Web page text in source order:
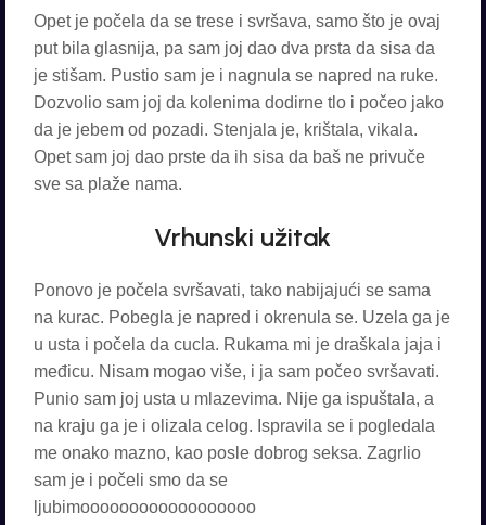
Opet je počela da se trese i svršava, samo što je ovaj
put bila glasnija, pa sam joj dao dva prsta da sisa da
je stišam. Pustio sam je i nagnula se napred na ruke.
Dozvolio sam joj da kolenima dodirne tlo i počeo jako
da je jebem od pozadi. Stenjala je, krištala, vikala.
Opet sam joj dao prste da ih sisa da baš ne privuče
sve sa plaže nama.
Vrhunski užitak
Ponovo je počela svršavati, tako nabijajući se sama
na kurac. Pobegla je napred i okrenula se. Uzela ga je
u usta i počela da cucla. Rukama mi je draškala jaja i
međicu. Nisam mogao više, i ja sam počeo svršavati.
Punio sam joj usta u mlazevima. Nije ga ispuštala, a
na kraju ga je i olizala celog. Ispravila se i pogledala
me onako mazno, kao posle dobrog seksa. Zagrlio
sam je i počeli smo da se
ljubimoooooooooooooooooo